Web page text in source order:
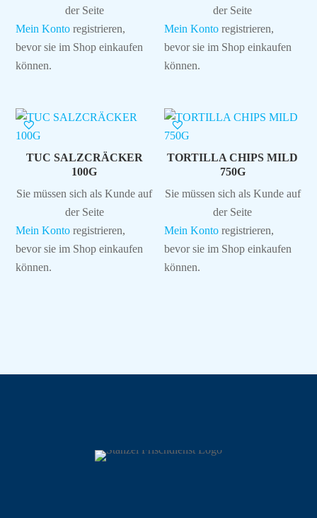
der Seite
Mein Konto registrieren,
bevor sie im Shop einkaufen
können.
der Seite
Mein Konto registrieren,
bevor sie im Shop einkaufen
können.
TUC SALZCRÄCKER
100G
Sie müssen sich als Kunde auf
der Seite
Mein Konto registrieren,
bevor sie im Shop einkaufen
können.
TORTILLA CHIPS MILD
750G
Sie müssen sich als Kunde auf
der Seite
Mein Konto registrieren,
bevor sie im Shop einkaufen
können.